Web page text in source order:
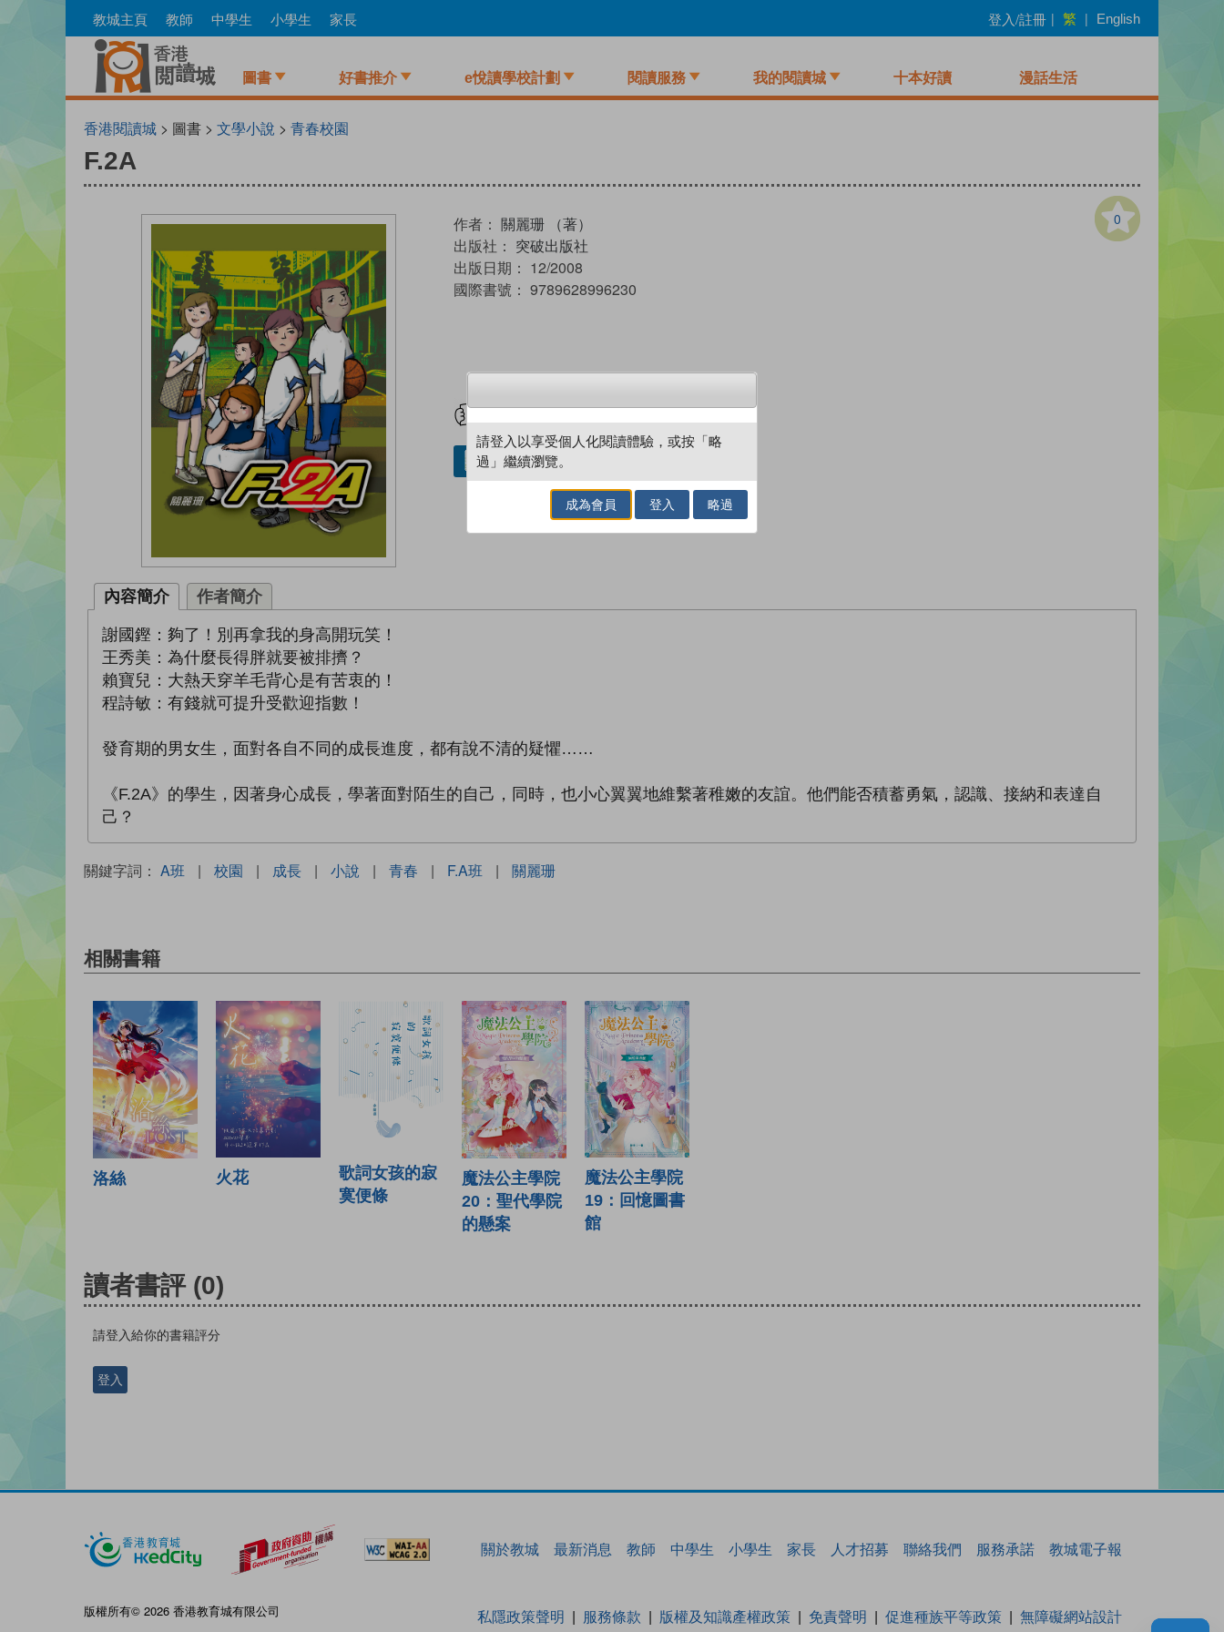
to
教城主頁 教師 中學生 小學生 家長 登入/註冊 | 繁 | English
圖書 好書推介 e悅讀學校計劃 閱讀服務 我的閱讀城 十本好讀 漫話生活
香港閱讀城 > 圖書 > 文學小說 > 青春校園
F.2A
0
作者： 關麗珊 （著）
出版社： 突破出版社
出版日期： 12/2008
國際書號： 9789628996230
借閱實體書
內容簡介 作者簡介
謝國鏗：夠了！別再拿我的身高開玩笑！
王秀美：為什麼長得胖就要被排擠？
賴寶兒：大熱天穿羊毛背心是有苦衷的！
程詩敏：有錢就可提升受歡迎指數！
發育期的男女生，面對各自不同的成長進度，都有說不清的疑懼……
《F.2A》的學生，因著身心成長，學著面對陌生的自己，同時，也小心翼翼地維繫著稚嫩的友誼。他們能否積蓄勇氣，認識、接納和表達自
己？
關鍵字詞： A班 | 校園 | 成長 | 小說 | 青春 | F.A班 | 關麗珊
相關書籍
洛絲 火花
歌詞女孩的寂
寞便條
魔法公主學院
20：聖代學院
的懸案
魔法公主學院
19：回憶圖書
館
讀者書評 (0)
請登入給你的書籍評分
登入
關於教城 最新消息 教師 中學生 小學生 家長 人才招募 聯絡我們 服務承諾 教城電子報
版權所有© 2026 香港教育城有限公司 私隱政策聲明 服務條款 版權及知識產權政策 免責聲明 促進種族平等政策 無障礙網站設計
請登入以享受個人化閱讀體驗，或按「略
過」繼續瀏覽。
成為會員 登入 略過